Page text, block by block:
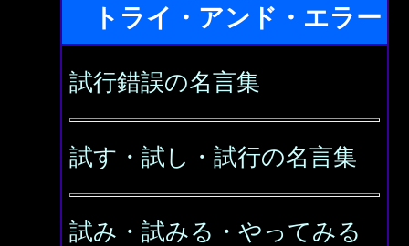
トライ・アンド・エラー
試行錯誤の名言集
試す・試し・試行の名言集
試み・試みる・やってみる